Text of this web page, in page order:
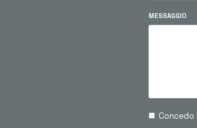
MESSAGGIO